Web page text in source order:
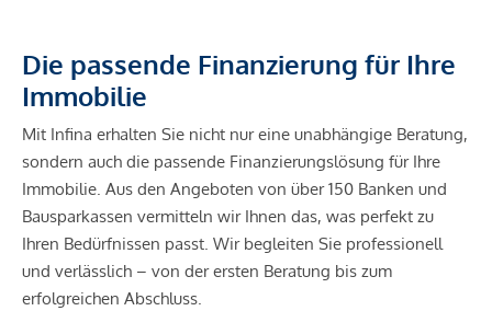
Die passende Finanzierung für Ihre
Immobilie
Mit Infina erhalten Sie nicht nur eine unabhängige Beratung,
sondern auch die passende Finanzierungslösung für Ihre
Immobilie. Aus den Angeboten von über 150 Banken und
Bausparkassen vermitteln wir Ihnen das, was perfekt zu
Ihren Bedürfnissen passt. Wir begleiten Sie professionell
und verlässlich – von der ersten Beratung bis zum
erfolgreichen Abschluss.